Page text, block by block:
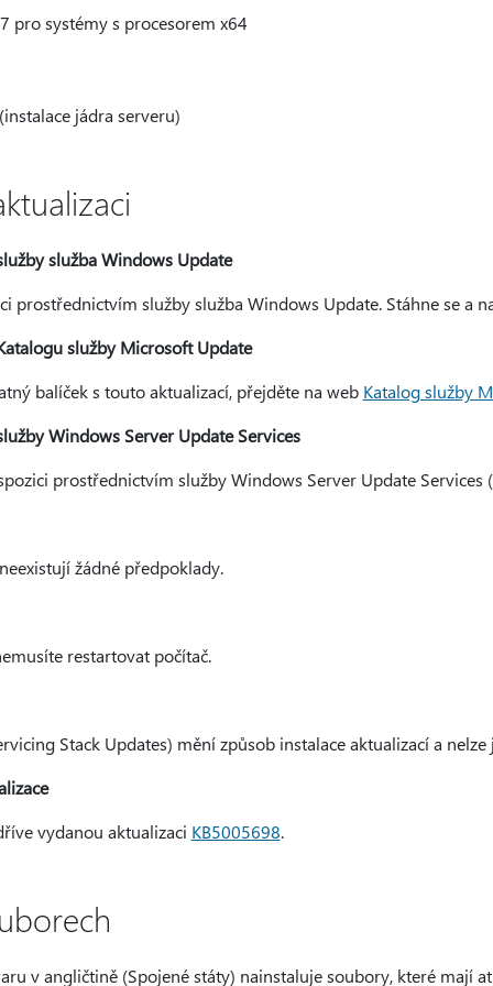
pro systémy s procesorem x64
jádra serveru)
služba Windows Update
prostřednictvím služby služba Windows Update. Stáhne se a
služby Microsoft Update
balíček s touto aktualizací, přejděte na web Katalog služby
Windows Server Update Services
prostřednictvím služby Windows Server Update Services
žádné předpoklady.
restartovat počítač.
Stack Updates) mění způsob instalace aktualizací a
vydanou aktualizaci KB5005698.
v angličtině (Spojené státy) nainstaluje soubory, které mají